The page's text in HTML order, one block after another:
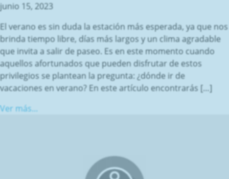
junio 15, 2023
El verano es sin duda la estación más esperada, ya que nos
brinda tiempo libre, días más largos y un clima agradable
que invita a salir de paseo. Es en este momento cuando
aquellos afortunados que pueden disfrutar de estos
privilegios se plantean la pregunta: ¿dónde ir de
vacaciones en verano? En este artículo encontrarás […]
Ver más...